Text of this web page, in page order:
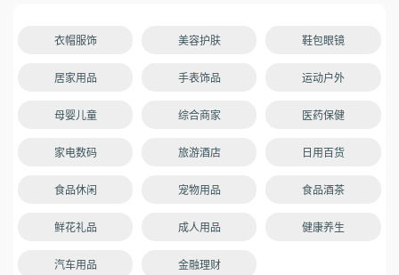
衣帽服饰 美容护肤 鞋包眼镜
居家用品 手表饰品 运动户外
母婴儿童 综合商家 医药保健
家电数码 旅游酒店 日用百货
食品休闲 宠物用品 食品酒茶
鲜花礼品 成人用品 健康养生
汽车用品 金融理财